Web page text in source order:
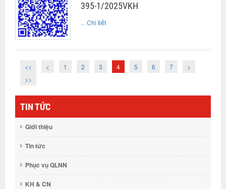
395-1/2025VKH
... Chi tiết
<< < 1 2 3 4 5 6 7
>
>>
TIN TỨC
Giới thiệu
Tin tức
Phục vụ QLNN
KH & CN